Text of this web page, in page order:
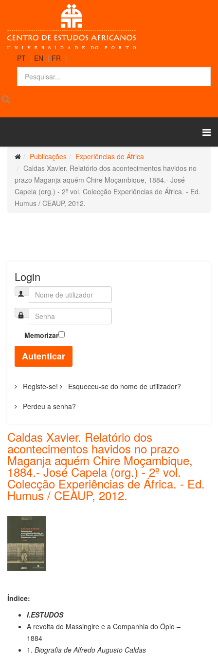
PT | EN | FR |
Publicações
Experiências de África
Caldas Xavier. Relatório dos acontecimentos havidos no
prazo Maganja aquém Chire Moçambique, 1884.- José
Capela (org.) - 2º vol. Colecção Experiências de África. - Ed.
Humus / CEAUP, 2012.
Login
Memorizar
Autenticar
Registe-se! Esqueceu-se do nome de utilizador?
Perdeu a senha?
Caldas Xavier. Relatório dos
acontecimentos havidos no prazo
Maganja aquém Chire Moçambique,
1884.- José Capela (org.) - 2º vol.
Colecção Experiências de África. - Ed.
Humus / CEAUP, 2012.
Índice:
I.ESTUDOS
A revolta do Massingire e a Companhia do Ópio –
1884
1. Biografia de Alfredo Augusto Caldas